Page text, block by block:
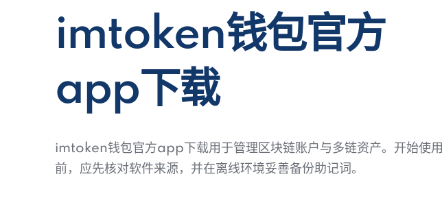
imtoken钱包官方
app下载
imtoken钱包官方app下载用于管理区块链账户与多链资产。开始使用
前，应先核对软件来源，并在离线环境妥善备份助记词。